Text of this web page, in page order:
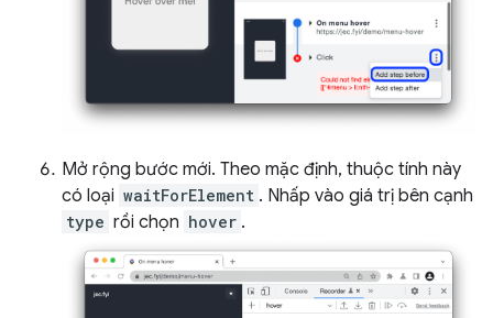
Mở rộng bước mới. Theo mặc định, thuộc tính này
có loại waitForElement . Nhấp vào giá trị bên cạnh
type rồi chọn hover .